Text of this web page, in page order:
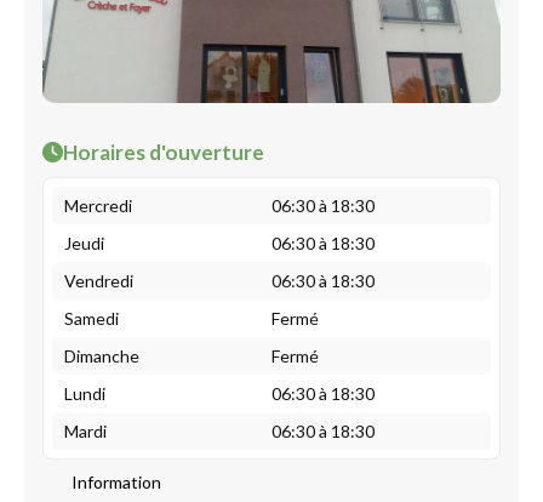
Horaires d'ouverture
Mercredi
06:30 à 18:30
Jeudi
06:30 à 18:30
Vendredi
06:30 à 18:30
Samedi
Fermé
Dimanche
Fermé
Lundi
06:30 à 18:30
Mardi
06:30 à 18:30
Information